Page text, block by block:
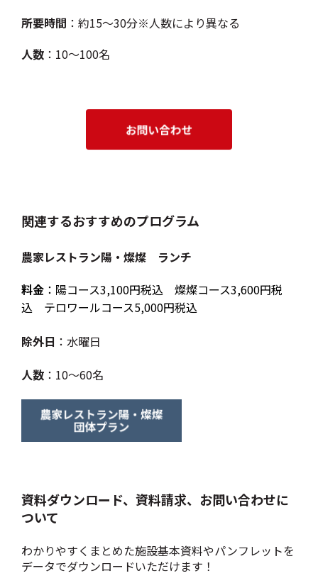
所要時間 ：約15～30分※人数により異なる
人数 ：10～100名
関連するおすすめのプログラム
農家レストラン陽・燦燦 ランチ
料金 ：陽コース3,100円税込 燦燦コース3,600円税
込 テロワールコース5,000円税込
除外日 ：水曜日
人数 ：10～60名
資料ダウンロード、資料請求、お問い合わせに
ついて
わかりやすくまとめた施設基本資料やパンフレットを
データでダウンロードいただけます！